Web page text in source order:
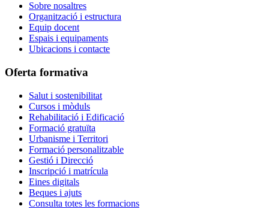
Sobre nosaltres
Organització i estructura
Equip docent
Espais i equipaments
Ubicacions i contacte
Oferta formativa
Salut i sostenibilitat
Cursos i mòduls
Rehabilitació i Edificació
Formació gratuïta
Urbanisme i Territori
Formació personalitzable
Gestió i Direcció
Inscripció i matrícula
Eines digitals
Beques i ajuts
Consulta totes les formacions